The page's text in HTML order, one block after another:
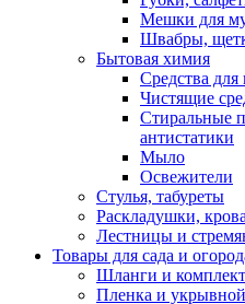
Мешки для
Швабры,
Бытовая химия
Средства для
Чистящие
Стиральные
антистатики
Мыло
Освежители
Стулья, табуреты
Раскладушки,
Лестницы и
Товары для сада и
Шланги и
Пленка и